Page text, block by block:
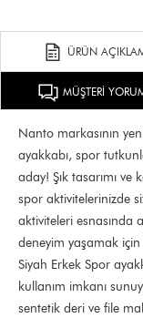
ÜRÜN
MÜŞTERİ
Nanto markasının
ayakkabı, spor
aday! Şık tasarımı
spor aktivitelerinizde
aktiviteleri esnasında
deneyim yaşamak
Siyah Erkek Spor
kullanım imkanı
sentetik deri ve file